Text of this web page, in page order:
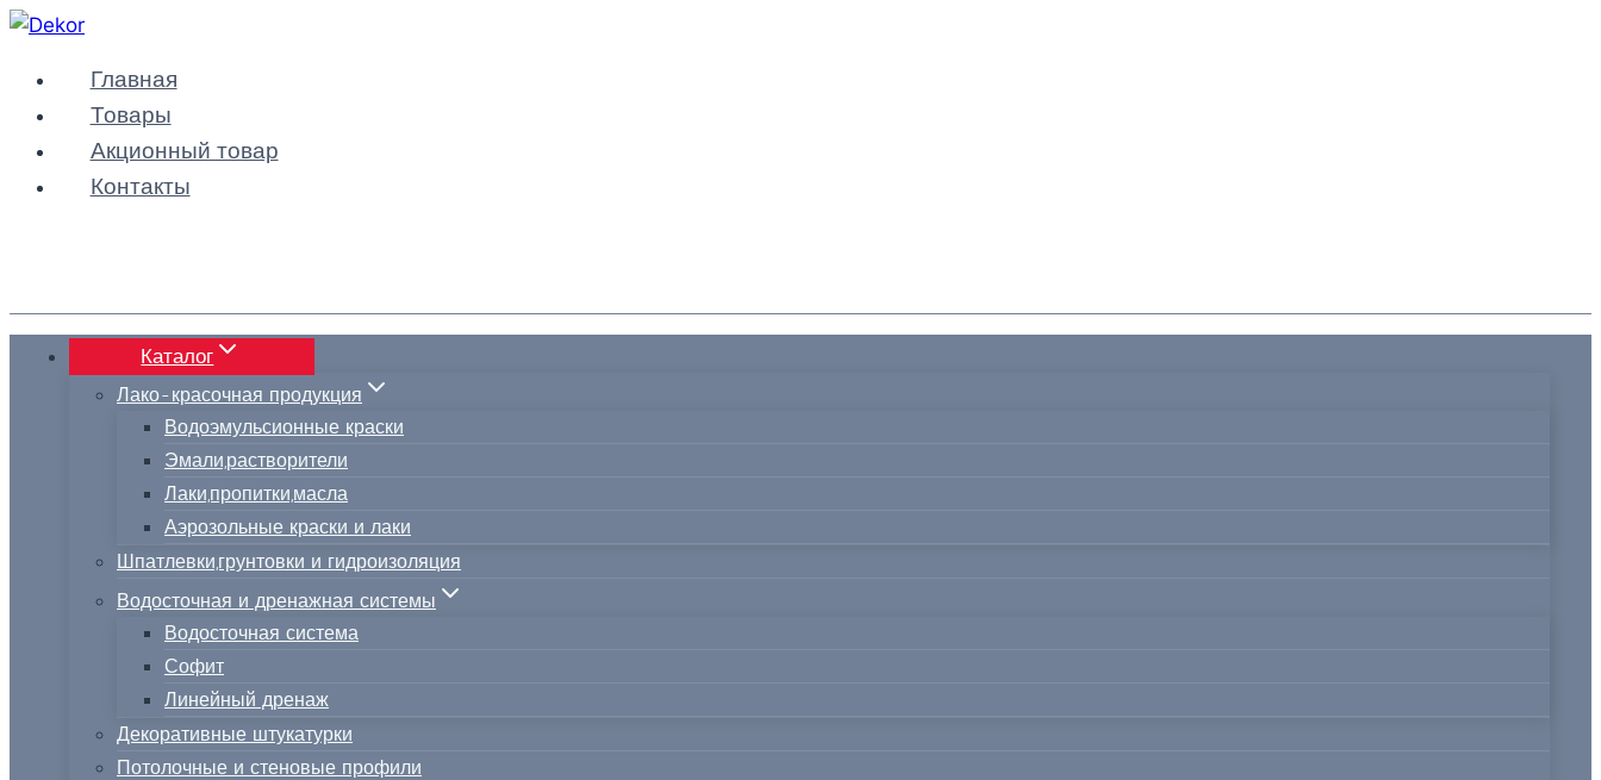
Перейти
содержимому
Главная
Товары
Акционный товар
Контакты
Каталог
Лако-красочная продукция
Водоэмульсионные краски
Эмали,растворители
Лаки,пропитки,масла
Аэрозольные краски и лаки
Шпатлевки,грунтовки и гидроизоляция
Водосточная и дренажная системы
Водосточная система
Софит
Линейный дренаж
Декоративные штукатурки
Потолочные и стеновые профили